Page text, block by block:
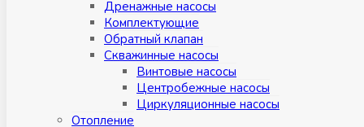
Дренажные насосы
Комплектующие
Обратный клапан
Скважинные насосы
Винтовые насосы
Центробежные насосы
Циркуляционные насосы
Отопление